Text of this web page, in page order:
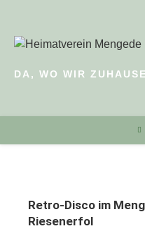
DA, WO WIR
Retro-Disco im
Riesenerfol